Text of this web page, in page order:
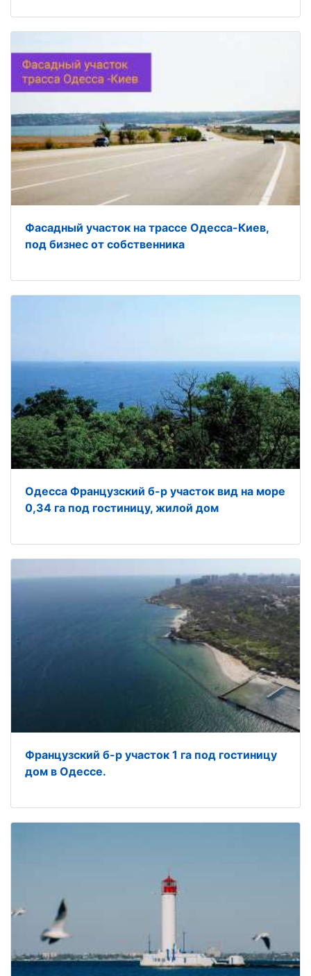
Фасадный участок на трассе Одесса-Киев,
под бизнес от собственника
Одесса Французский б-р участок вид на море
0,34 га под гостиницу, жилой дом
Французский б-р участок 1 га под гостиницу
дом в Одессе.